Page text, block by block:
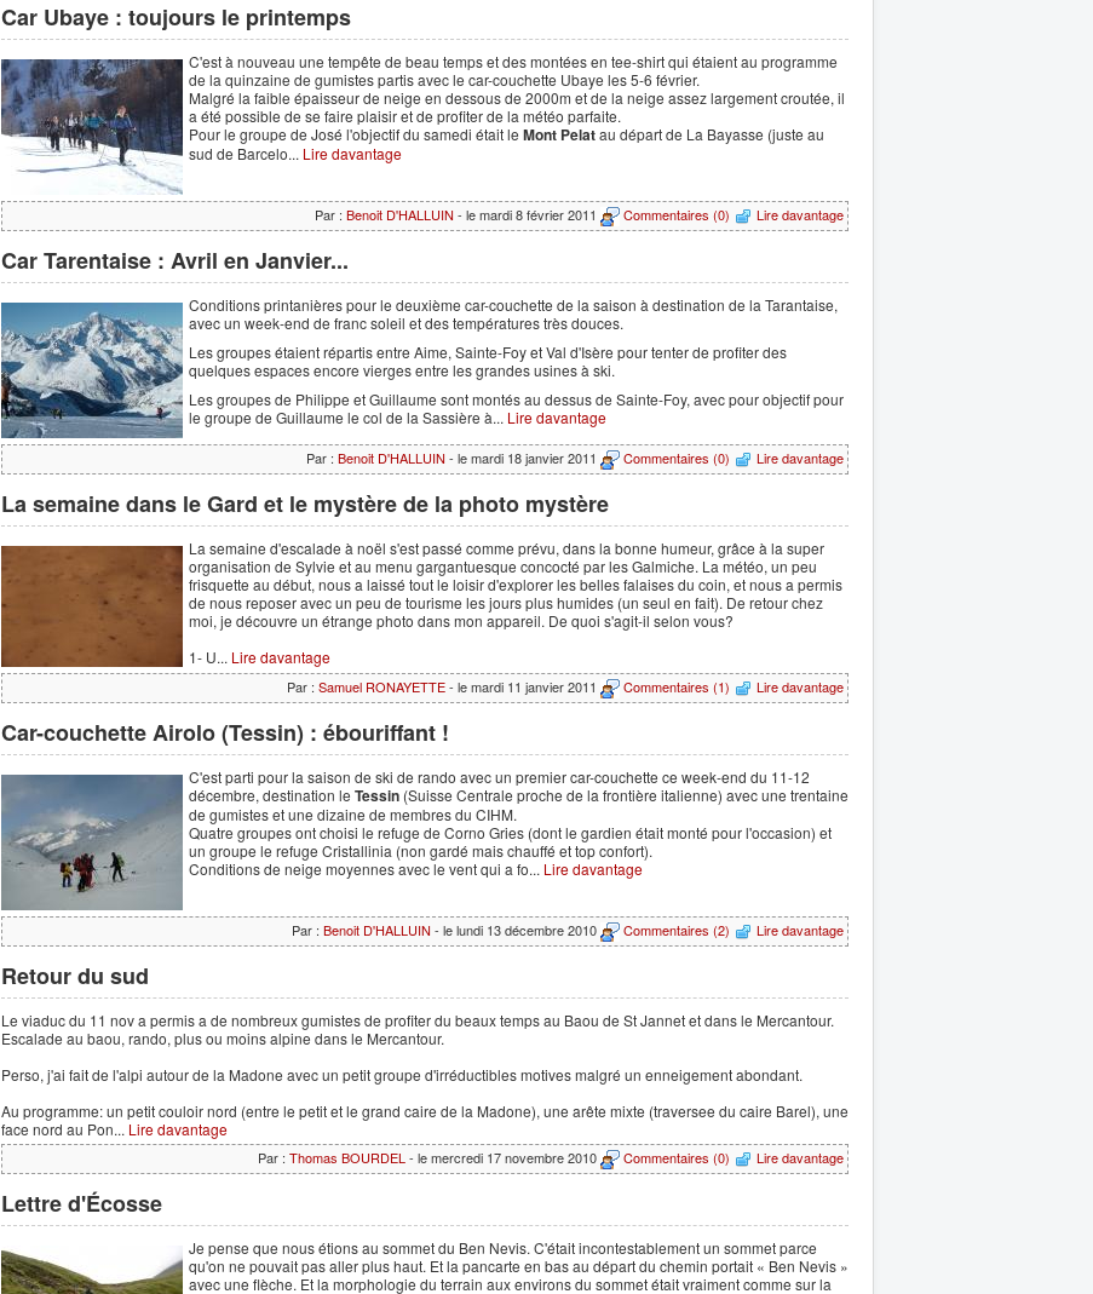
Car Ubaye : toujours le printemps
C'est à nouveau une tempête de beau temps et des montées en tee-shirt qui étaient au programme
de la quinzaine de gumistes partis avec le car-couchette Ubaye les 5-6 février.
Malgré la faible épaisseur de neige en dessous de 2000m et de la neige assez largement croutée, il
a été possible de se faire plaisir et de profiter de la météo parfaite.
Pour le groupe de José l'objectif du samedi était le Mont Pelatau départ de La Bayasse (juste au
sud de Barcelo... Lire davantage
Par : Benoit D'HALLUIN - le mardi 8 février 2011 Commentaires (0) Lire davantage
Car Tarentaise : Avril en Janvier...
Conditions printanières pour le deuxième car-couchette de la saison à destination de la Tarantaise,
avec un week-end de franc soleil et des températures très douces.
Les groupes étaient répartis entre Aime, Sainte-Foy et Val d'Isère pour tenter de profiter des
quelques espaces encore vierges entre les grandes usines à ski.
Les groupes de Philippe et Guillaume sont montés au dessus de Sainte-Foy, avec pour objectif pour
le groupe de Guillaume le col de la Sassière à... Lire davantage
Par : Benoit D'HALLUIN - le mardi 18 janvier 2011 Commentaires (0) Lire davantage
La semaine dans le Gard et le mystère de la photo mystère
La semaine d'escalade à noël s'est passé comme prévu, dans la bonne humeur, grâce à la super
organisation de Sylvie et au menu gargantuesque concocté par les Galmiche. La météo, un peu
frisquette au début, nous a laissé tout le loisir d'explorer les belles falaises du coin, et nous a permis
de nous reposer avec un peu de tourisme les jours plus humides (un seul en fait). De retour chez
moi, je découvre un étrange photo dans mon appareil. De quoi s'agit-il selon vous?
1- U... Lire davantage
Par : Samuel RONAYETTE- le mardi 11 janvier 2011 Commentaires (1) Lire davantage
Car-couchette Airolo (Tessin) : ébouriffant !
C'est parti pour la saison de ski de rando avec un premier car-couchette ce week-end du 11-12
décembre, destination le Tessin (Suisse Centrale proche de la frontière italienne) avec une trentaine
de gumistes et une dizaine de membres du CIHM.
Quatre groupes ont choisi le refuge de Corno Gries (dont le gardien était monté pour l'occasion) et
un groupe le refuge Cristallinia (non gardé mais chauffé et top confort).
Conditions de neige moyennes avec le vent qui a fo... Lire davantage
Par : Benoit D'HALLUIN - le lundi 13 décembre 2010 Commentaires (2) Lire davantage
Retour du sud
Le viaduc du 11 nov a permis a de nombreux gumistes de profiter du beaux temps au Baou de St Jannet et dans le Mercantour.
Escalade au baou, rando, plus ou moins alpine dans le Mercantour.
Perso, j'ai fait de l'alpi autour de la Madone avec un petit groupe d'irréductibles motives malgré un enneigement abondant.
Au programme: un petit couloir nord (entre le petit et le grand caire de la Madone), une arête mixte (traversee du caire Barel), une
face nord au Pon... Lire davantage
Par : Thomas BOURDEL - le mercredi 17 novembre 2010 Commentaires (0) Lire davantage
Lettre d'Écosse
Je pense que nous étions au sommet du Ben Nevis. C'était incontestablement un sommet parce
qu'on ne pouvait pas aller plus haut. Et la pancarte en bas au départ du chemin portait « Ben Nevis »
avec une flèche. Et la morphologie du terrain aux environs du sommet était vraiment comme sur la